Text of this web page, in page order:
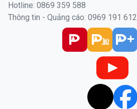
Hotline: 0869 359 588
Thông tin - Quảng cáo: 0969 191 612